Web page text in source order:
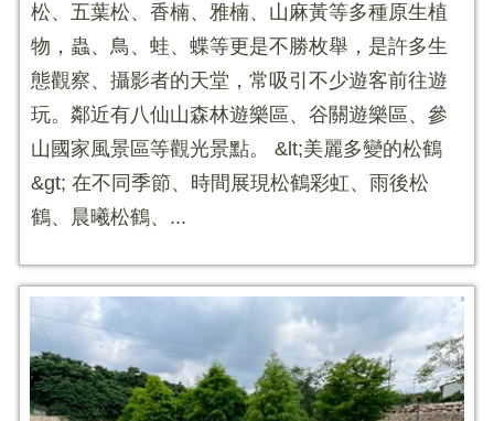
松、五葉松、香楠、雅楠、山麻黃等多種原生植
物，蟲、鳥、蛙、蝶等更是不勝枚舉，是許多生
態觀察、攝影者的天堂，常吸引不少遊客前往遊
玩。鄰近有八仙山森林遊樂區、谷關遊樂區、參
山國家風景區等觀光景點。 &lt;美麗多變的松鶴
&gt; 在不同季節、時間展現松鶴彩虹、雨後松
鶴、晨曦松鶴、...